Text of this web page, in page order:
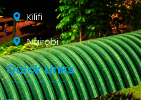
Kilifi
Nairobi
Quick Links